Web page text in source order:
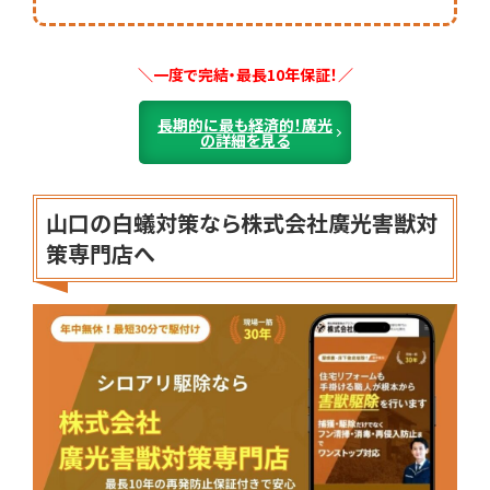
＼一度で完結・最長10年保証！／
長期的に最も経済的！廣光
の詳細を見る
山口の白蟻対策なら株式会社廣光害獣対
策専門店へ